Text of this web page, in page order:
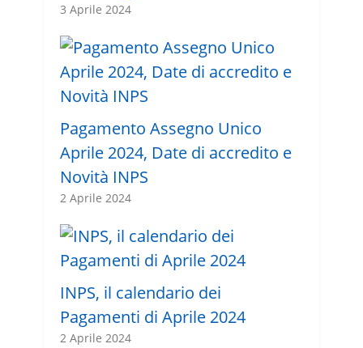
3 Aprile 2024
Pagamento Assegno Unico
Aprile 2024, Date di accredito e
Novità INPS
2 Aprile 2024
INPS, il calendario dei
Pagamenti di Aprile 2024
2 Aprile 2024